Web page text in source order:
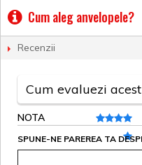
Cum aleg anvelopele?
Recenzii
Cum evaluezi
NOTA
SPUNE-NE PAREREA TA